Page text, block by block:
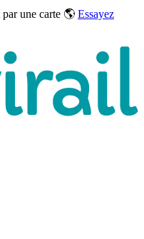
une carte 🌎 Essayez